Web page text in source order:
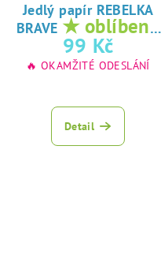
Jedlý papír REBELKA
BRAVE ★ oblíbený
tisk na jedlý
papír
99 Kč
🔥 OKAMŽITÉ ODESLÁNÍ
Detail